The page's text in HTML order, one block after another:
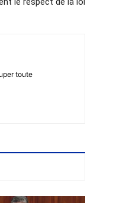
toute